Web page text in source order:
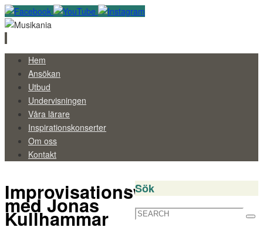
Skip
content
Hem
Ansökan
Utbud
Undervisningen
Våra lärare
Inspirationskonserter
Om oss
Kontakt
Improvisationsworkshop
med Jonas
Kullhammar
Sök
Search